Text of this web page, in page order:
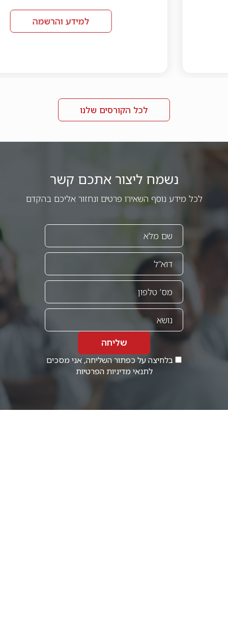
למידע והרשמה
לכל הקורסים שלנו
נשמח ליצור אתכם קשר
לכל מידע נוסף השאירו פרטים ונחזור אליכם בהקדם
שליחה
בלחיצה על כפתור השליחה, אני מסכים
לתנאימדיניות הפרטיות